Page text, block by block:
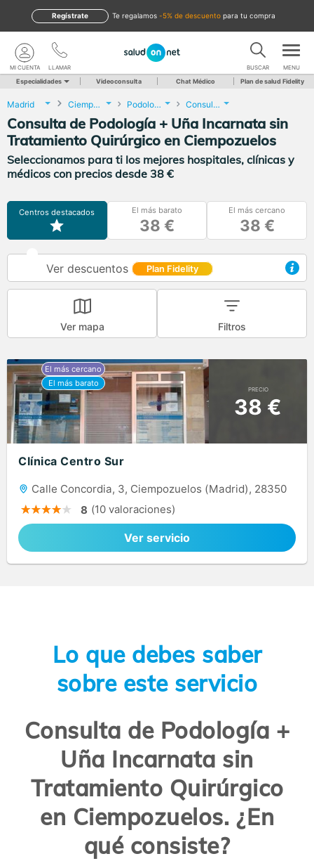
te regalamos -5% de descuento para tu compra
Regístrate
LLAMAR
MI CUENTA BUSCAR MENU
Especialidades Videoconsulta Chat Médico Plan de salud Fidelity
Madrid Ciempozuelos Podología Consulta de Podología + Uña Incarnata sin Tratamiento Quirúrgico
Consulta de Podología + Uña Incarnata sin
Tratamiento Quirúrgico en Ciempozuelos
Seleccionamos para ti los mejores hospitales, clínicas y
médicos con precios desde 38 €
Centros destacados El más barato
38 €
El más cercano
38 €
Ver descuentos Plan Fidelity
Ver mapa Filtros
PRECIO
38 €
Clínica Centro Sur
Calle Concordia, 3, Ciempozuelos (Madrid), 28350
8 (10 valoraciones)
Ver servicio
Lo que debes saber
sobre este servicio
Consulta de Podología +
Uña Incarnata sin
Tratamiento Quirúrgico
en Ciempozuelos. ¿En
qué consiste?